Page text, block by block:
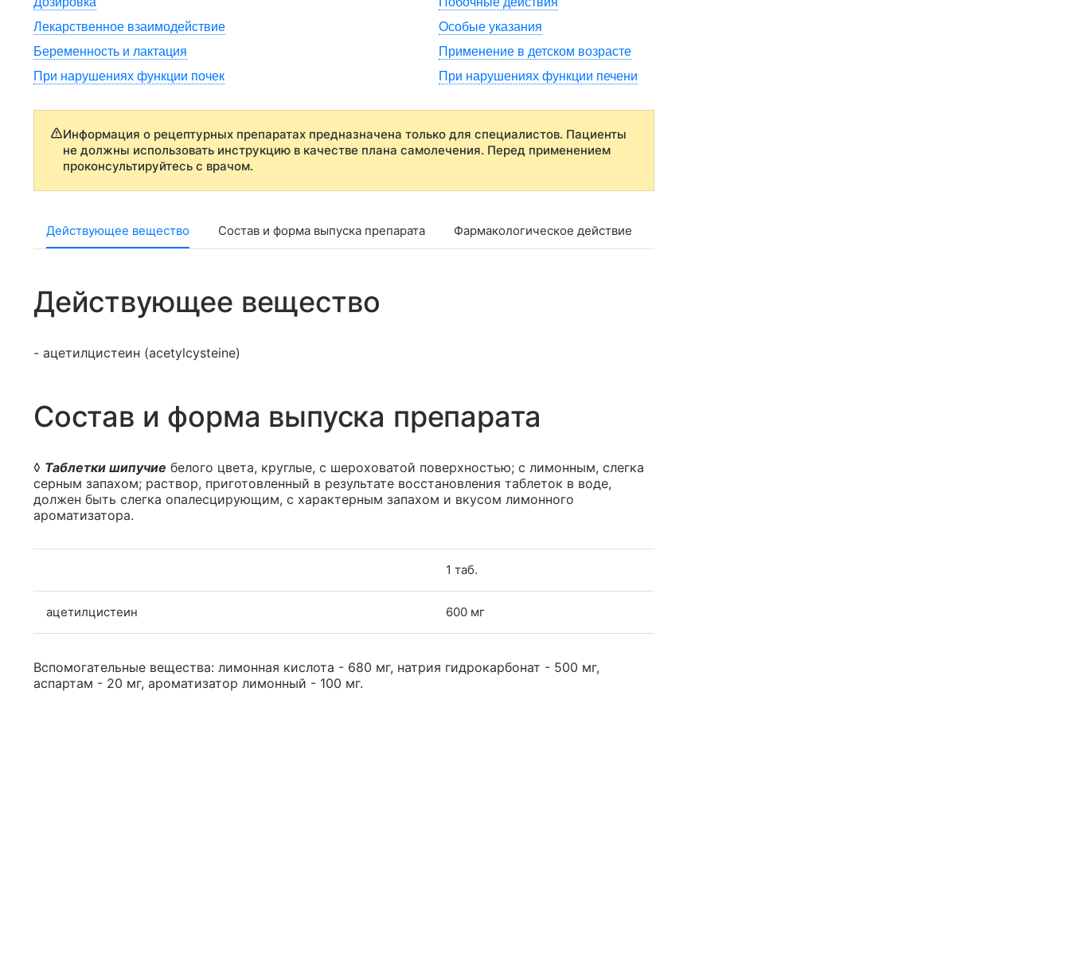
Лекарственное взаимодействие
Особые указания
Беременность и лактация
Применение в детском возрасте
При нарушениях функции почек
При нарушениях функции печени
Информация о рецептурных препаратах предназначена только для специалистов. Пациенты
не должны использовать инструкцию в качестве плана самолечения. Перед применением
проконсультируйтесь с врачом.
Действующее вещество Состав и форма выпуска препарата Фармакологическое действие
Действующее вещество
- ацетилцистеин (acetylcysteine)
Состав и форма выпуска препарата
◊ Таблетки шипучие белого цвета, круглые, с шероховатой поверхностью; с лимонным, слегка
серным запахом; раствор, приготовленный в результате восстановления таблеток в воде,
должен быть слегка опалесцирующим, с характерным запахом и вкусом лимонного
ароматизатора.
1 таб.
ацетилцистеин 600 мг
Вспомогательные вещества: лимонная кислота - 680 мг, натрия гидрокарбонат - 500 мг,
аспартам - 20 мг, ароматизатор лимонный - 100 мг.